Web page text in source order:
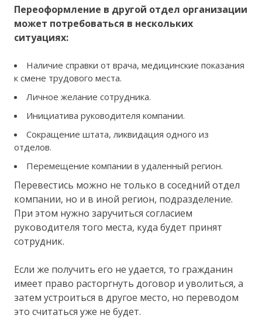
Переоформление в другой отдел организации
может потребоваться в нескольких
ситуациях:
Наличие справки от врача, медицинские показания
к смене трудового места.
Личное желание сотрудника.
Инициатива руководителя компании.
Сокращение штата, ликвидация одного из
отделов.
Перемещение компании в удаленный регион.
Перевестись можно не только в соседний отдел
компании, но и в иной регион, подразделение.
При этом нужно заручиться согласием
руководителя того места, куда будет принят
сотрудник.
Если же получить его не удается, то гражданин
имеет право расторгнуть договор и уволиться, а
затем устроиться в другое место, но переводом
это считаться уже не будет.